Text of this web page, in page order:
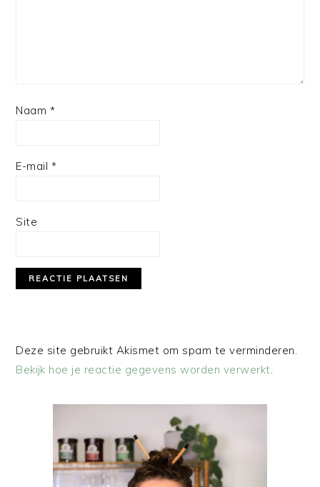
Naam *
E-mail *
Site
Deze site gebruikt Akismet om spam te verminderen.
Bekijk hoe je reactie gegevens worden verwerkt